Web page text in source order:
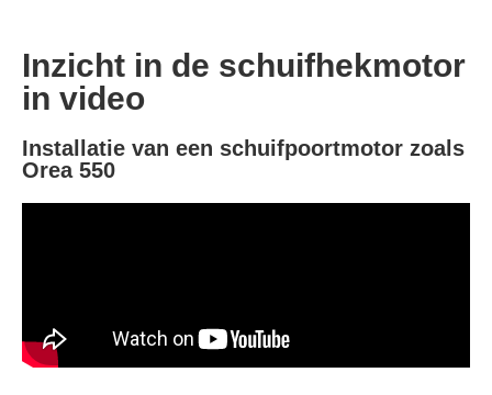
Inzicht in de schuifhekmotor
in video
Installatie van een schuifpoortmotor zoals
Orea 550